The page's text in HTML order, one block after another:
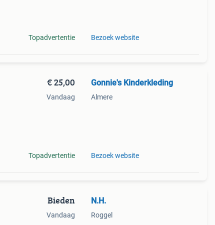
Topadvertentie Bezoek website
€ 25,00
Vandaag
Topadvertentie
Gonnie's Kinderkleding
Almere
Bezoek website
Bieden
Vandaag
N.H.
Roggel